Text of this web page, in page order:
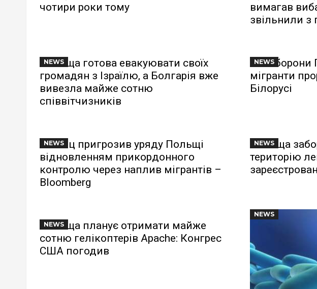
чотири роки тому
вимагав
звільнили з
NEWS
Польща готова евакуювати своїх
громадян з Ізраїлю, а Болгарія вже
вивезла майже сотню
співвітчизників
NEWS
Міноборони
мігранти
Білорусі
NEWS
Шольц пригрозив уряду Польщі
відновленням прикордонного
контролю через наплив мігрантів –
Bloomberg
NEWS
Польща
територію
NEWS
Польща планує отримати майже
сотню гелікоптерів Apache: Конгрес
США погодив
NEWS